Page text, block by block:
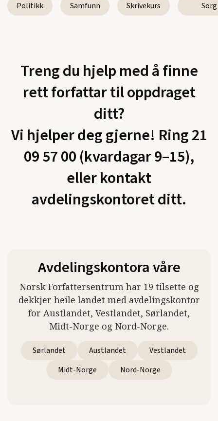
Politikk Samfunn Skrivekurs Sorg
Treng du hjelp med å finne
rett forfattar til oppdraget
ditt?
Vi hjelper deg gjerne! Ring 21
09 57 00 (kvardagar 9–15),
eller kontakt
avdelingskontoret ditt.
Avdelingskontora våre
Norsk Forfattersentrum har 19 tilsette og
dekkjer heile landet med avdelingskontor
for Austlandet, Vestlandet, Sørlandet,
Midt-Norge og Nord-Norge.
Sørlandet Austlandet
Vestlandet
Midt-Norge
Nord-Norge